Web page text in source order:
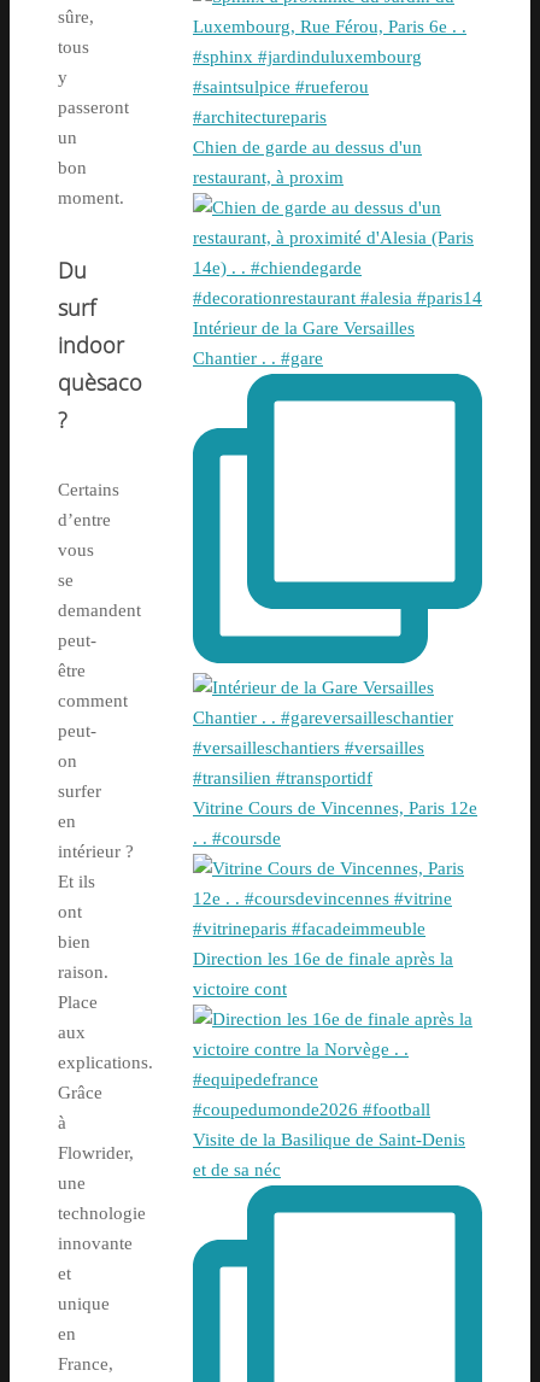
sûre,
tous
y
passeront
un
bon
moment.
Du
surf
indoor
quèsaco
?
Certains
d’entre
vous
se
demandent
peut-
être
comment
peut-
on
surfer
en
intérieur ?
Et ils
ont
bien
raison.
Place
aux
explications.
Grâce
à
Flowrider,
une
technologie
innovante
et
unique
en
France,
Chien de garde au dessus d'un
restaurant, à proxim
Intérieur de la Gare Versailles
Chantier . . #gare
Vitrine Cours de Vincennes, Paris 12e
. . #coursde
Direction les 16e de finale après la
victoire cont
Visite de la Basilique de Saint-Denis
et de sa néc